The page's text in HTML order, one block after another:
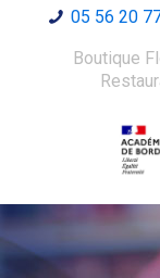
05 56 20
Boutique